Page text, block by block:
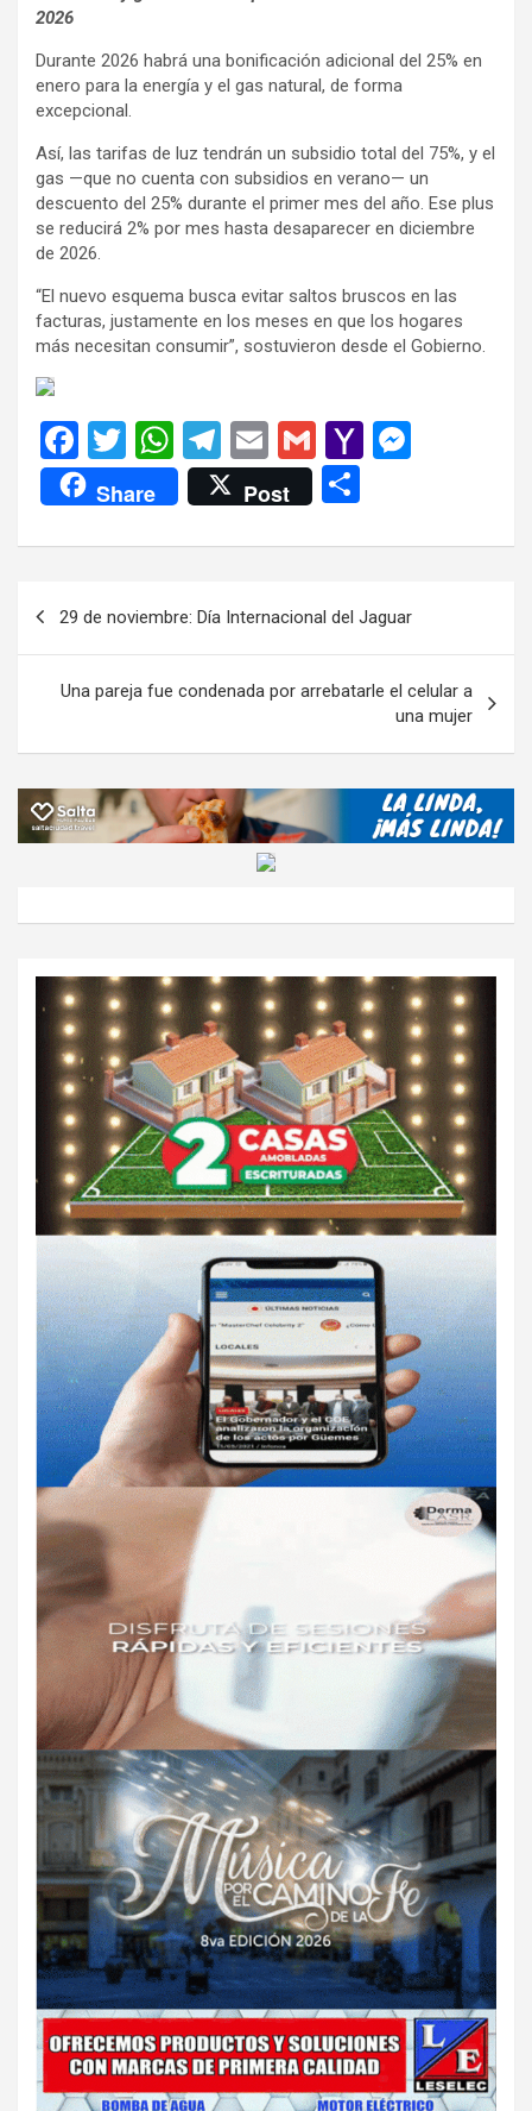
2026
Durante 2026 habrá una bonificación adicional del 25% en
enero para la energía y el gas natural, de forma
excepcional.
Así, las tarifas de luz tendrán un subsidio total del 75%, y el
gas —que no cuenta con subsidios en verano— un
descuento del 25% durante el primer mes del año. Ese plus
se reducirá 2% por mes hasta desaparecer en diciembre
de 2026.
“El nuevo esquema busca evitar saltos bruscos en las
facturas, justamente en los meses en que los hogares
más necesitan consumir”, sostuvieron desde el Gobierno.
F
a
ce
b
o
k
T
wi
tt
er
W
h
at
s
p
p
T
el
e
gr
m
E
m
ail
G
m
ail
Y
o
M
ail
n
er
Share Post
m
p
ar
tir
entradas
29 de noviembre: Día Internacional del Jaguar
Una pareja fue condenada por arrebatarle el celular a
una mujer